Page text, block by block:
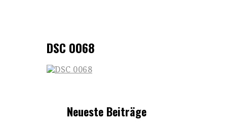
DSC 0068
Neueste Beiträge